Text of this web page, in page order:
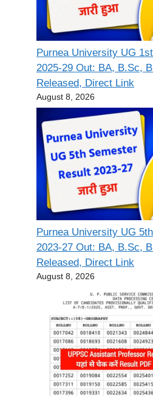
Purnea University UG
2025-29 Out: BA, B.Sc,
Released, Direct Link
August 8, 2026
Purnea University UG
2023-27 Out: BA, B.Sc,
Released, Direct Link
August 8, 2026